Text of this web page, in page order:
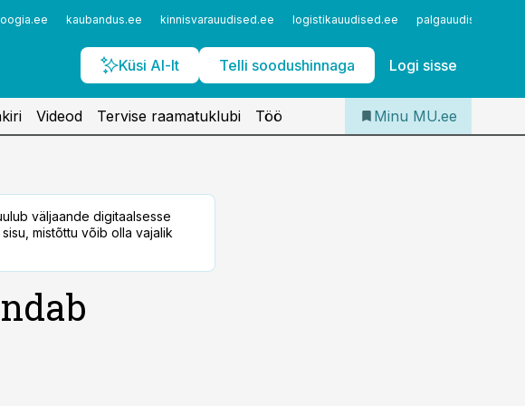
kaubandus.ee kinnisvarauudised.ee logistikauudised.ee palgauudised.ee
Küsi AI-lt Telli soodushinnaga Logi sisse
Iseteenindus
Telli Meditsiiniuudised
Videod Tervise raamatuklubi Töö Minu MU.ee
väljaande digitaalsesse
mistõttu võib olla vajalik